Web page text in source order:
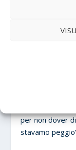
D’altra parte,
moderato e
fare i conti con
Difficilmente
per non dover
stavamo